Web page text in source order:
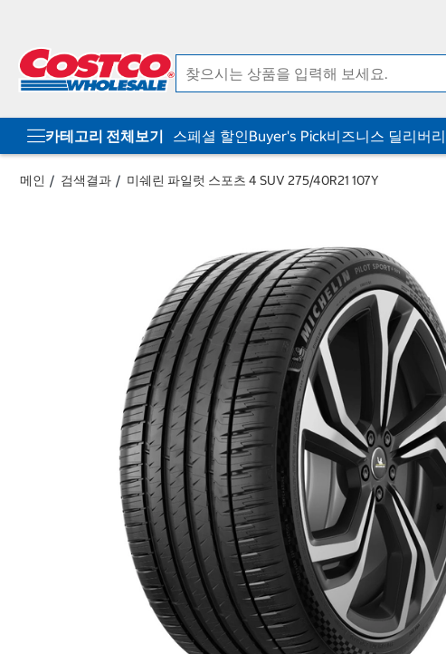
카테고리 전체보기 스페셜 할인Buyer's Pick비즈니스 딜리버리
메인 검색결과 미쉐린 파일럿 스포츠 4 SUV 275/40R21 107Y